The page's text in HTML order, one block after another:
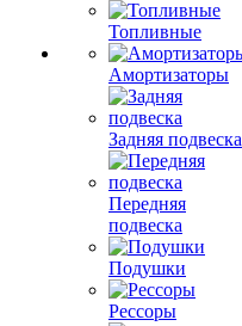
Топливные
Амортизаторы
Задняя подвеска
Передняя
подвеска
Подушки
Рессоры